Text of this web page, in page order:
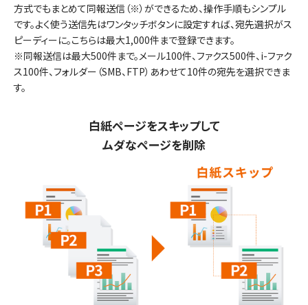
方式でもまとめて同報送信（※）ができるため、操作手順もシンプル
です。よく使う送信先はワンタッチボタンに設定すれば、宛先選択がス
ピーディーに。こちらは最大1,000件まで登録できます。
※同報送信は最大500件まで。メール100件、ファクス500件、i-ファク
ス100件、フォルダー（SMB、FTP）あわせて10件の宛先を選択できま
す。
白紙ページをスキップして
ムダなページを削除